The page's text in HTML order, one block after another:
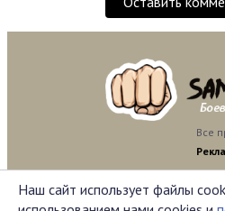
Все
Наш сайт использует файлы